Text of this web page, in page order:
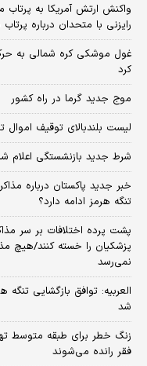
واکنش ارتش آمریکا به
رایزنی با متحدان درباره
غول موشکی کره شمالی به
کرد
موج جدید گرما در راه کشور
لیست بلندبالای توقیف اموال
شرط جدید بازنشستگی اعلام
خبر جدید پاکستان درباره
تنگه هرمز ادامه دارد؟
پشت پرده اختلافات بر سر
پزشکیان را خسته کنند/هیچ
نمی‌رسد
شد
زنگ خطر برای طبقه متوسط
فقر رانده می‌شوند